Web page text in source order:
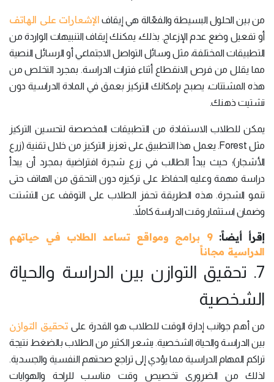
من بين الحلول البسيطة والفعّالة هي إيقاف الإشعارات على الهاتف
أو تفعيل وضع عدم الإزعاج. بذلك، يمكنك إيقاف التنبيهات الواردة من
التطبيقات المختلفة، مثل وسائل التواصل الاجتماعي أو الرسائل النصية
مما يقلل من فرص الانقطاع أثناء فترات الدراسة. بمجرد التخلص من
هذه المشتتات، يصبح بإمكانك التركيز بعمق في المادة الدراسية دون
تشتيت ذهنك.
يمكن للطلاب الاستفادة من التطبيقات المخصصة لتحسين التركيز
مثل Forest. يعمل هذا التطبيق على تعزيز التركيز من خلال تقنية (زرع
الأشجار)؛ حيث يبدأ الطالب في زرع شجرة افتراضية بمجرد أن يبدأ
دراسة مهمة وعليه الحفاظ على تركيزه دون التحقق من الهاتف حتى
تنمو الشجرة. هذه الطريقة تحفز الطلاب على التوقف عن التشتت
وضمان استثمار وقت الدراسة كاملاً.
إقرأ أيضاً:
9 برامج ومواقع تساعد الطلاب في حياتهم
الدراسية مجاناً
7. تحقيق التوازن بين الدراسة والحياة
الشخصية
من أهم جوانب إدارة الوقت للطلاب هو القدرة على تحقيق التوازن
بين الدراسة والحياة الشخصية. يشعر الكثير من الطلاب بالضغط نتيجة
تراكم المهام الدراسية مما يؤدي إلى تراجع صحتهم النفسية والجسدية.
لذلك من الضروري تخصيص وقت مناسب للراحة والهوايات